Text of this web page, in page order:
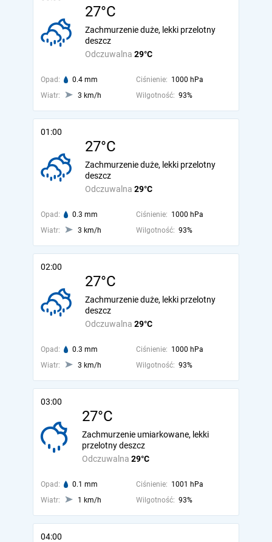
27°C
Odczuwalna 29°C
Zachmurzenie duże, lekki przelotny
deszcz
Opad: 0.4 mm Ciśnienie: 1000 hPa
Wiatr:
3 km/h Wilgotność: 93%
01:00
27°C
Odczuwalna 29°C
Zachmurzenie duże, lekki przelotny
deszcz
Opad: 0.3 mm Ciśnienie: 1000 hPa
Wiatr:
3 km/h Wilgotność: 93%
02:00
27°C
Odczuwalna 29°C
Zachmurzenie duże, lekki przelotny
deszcz
Opad: 0.3 mm Ciśnienie: 1000 hPa
Wiatr:
3 km/h Wilgotność: 93%
03:00
27°C
Odczuwalna 29°C
Zachmurzenie umiarkowane, lekki
przelotny deszcz
Opad: 0.1 mm Ciśnienie: 1001 hPa
Wiatr:
1 km/h Wilgotność: 93%
04:00